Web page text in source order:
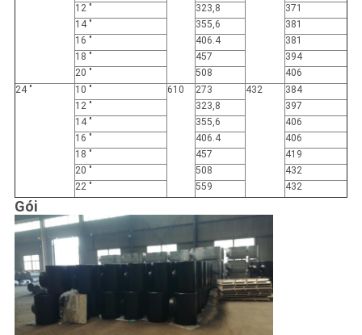
12 "
323,8
371
14 "
355,6
381
16 "
406.4
381
18 "
457
394
20 "
508
406
24 "
10 " 610 273 432
384
12 "
323,8
397
14 "
355,6
406
16 "
406.4
406
18 "
457
419
20 "
508
432
22 "
559 432
Gói